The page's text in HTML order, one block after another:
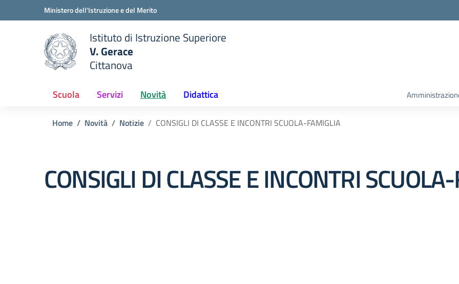
Vai ai contenuti
Vai al menu di navigazioneMinistero dell'Istruzione e del Merito
scuola
Istituto di Istruzione Superiore
V. Gerace
Cittanova
Scuola Servizi Novità Didattica
Home Novità Notizie CONSIGLI DI CLASSE E INCONTRI SCUOLA-FAMIGLIA
CONSIGLI DI CLASSE E INCONTRI